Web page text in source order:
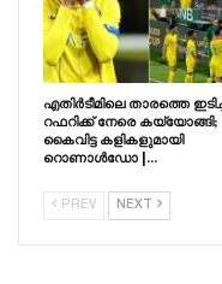
എതിർടീമിലെ താരത്തെ
റഫറിക്ക് നേരെ കയ്യോങ്ങി;
കൈവിട്ട കളികളുമായി
റൊണാൾഡോ |…
PREV NEXT